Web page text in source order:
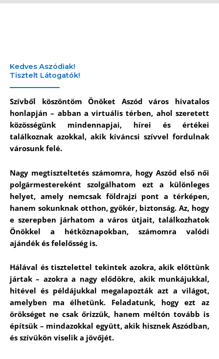
Kedves Aszódiak!
Tisztelt Látogatók!
Szívből köszöntöm Önöket Aszód város hivatalos
honlapján – abban a virtuális térben, ahol szeretett
közösségünk mindennapjai, hírei és értékei
találkoznak azokkal, akik kíváncsi szívvel fordulnak
városunk felé.
Nagy megtiszteltetés számomra, hogy Aszód első női
polgármestereként szolgálhatom ezt a különleges
helyet, amely nemcsak földrajzi pont a térképen,
hanem sokunknak otthon, gyökér, biztonság. Az, hogy
e szerepben járhatom a város útjait, találkozhatok
Önökkel a hétköznapokban, számomra valódi
ajándék és felelősség is.
Hálával és tisztelettel tekintek azokra, akik előttünk
jártak – azokra a nagy elődökre, akik munkájukkal,
hitével és példájukkal megalapozták azt a világot,
amelyben ma élhetünk. Feladatunk, hogy ezt az
örökséget ne csak őrizzük, hanem méltón tovább is
építsük – mindazokkal együtt, akik hisznek Aszódban,
és szívükön viselik a jövőjét.